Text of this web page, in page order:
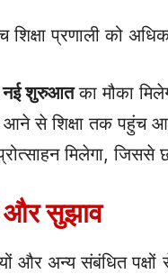
शिक्षा प्रणाली को
नई शुरुआतका मौका
से शिक्षा तक पहुंच
मिलेगा,
और सुझाव
और अन्य संबंधित पक्षों